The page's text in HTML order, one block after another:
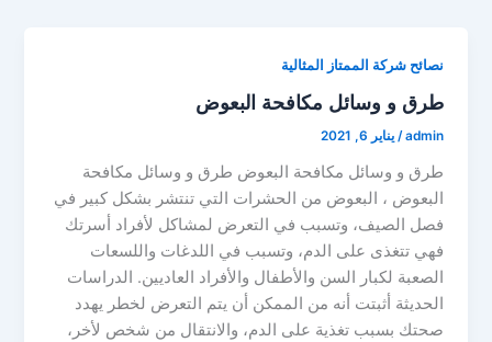
نصائح شركة الممتاز المثالية
طرق و وسائل مكافحة البعوض
admin
/يناير 6, 2021
طرق و وسائل مكافحة البعوض طرق و وسائل مكافحة
البعوض ، البعوض من الحشرات التي تنتشر بشكل كبير في
فصل الصيف، وتسبب في التعرض لمشاكل لأفراد أسرتك
فهي تتغذى على الدم، وتسبب في اللدغات واللسعات
الصعبة لكبار السن والأطفال والأفراد العاديين. الدراسات
الحديثة أثبتت أنه من الممكن أن يتم التعرض لخطر يهدد
صحتك بسبب تغذية على الدم، والانتقال من شخص لأخر،